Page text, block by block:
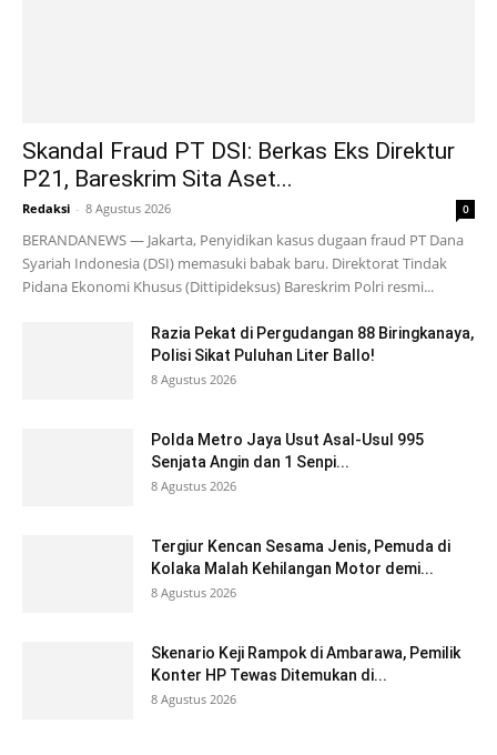
Skandal Fraud PT DSI: Berkas Eks Direktur
P21, Bareskrim Sita Aset...
Redaksi - 8 Agustus 2026 0
BERANDANEWS — Jakarta, Penyidikan kasus dugaan fraud PT Dana
Syariah Indonesia (DSI) memasuki babak baru. Direktorat Tindak
Pidana Ekonomi Khusus (Dittipideksus) Bareskrim Polri resmi...
Razia Pekat di Pergudangan 88 Biringkanaya,
Polisi Sikat Puluhan Liter Ballo!
8 Agustus 2026
Polda Metro Jaya Usut Asal-Usul 995
Senjata Angin dan 1 Senpi...
8 Agustus 2026
Tergiur Kencan Sesama Jenis, Pemuda di
Kolaka Malah Kehilangan Motor demi...
8 Agustus 2026
Skenario Keji Rampok di Ambarawa, Pemilik
Konter HP Tewas Ditemukan di...
8 Agustus 2026